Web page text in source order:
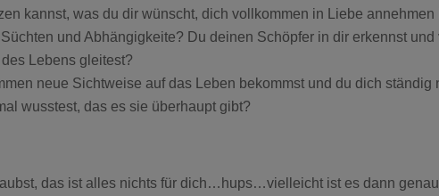
kannst, was du dir wünscht, dich vollkommen in Liebe annehmen
und Abhängigkeite? Du deinen Schöpfer in dir erkennst
Lebens gleitest?
neue Sichtweise auf das Leben bekommst und du dich
wusstest, das es sie überhaupt gibt?
das ist alles nichts für dich…hups…vielleicht ist es dann